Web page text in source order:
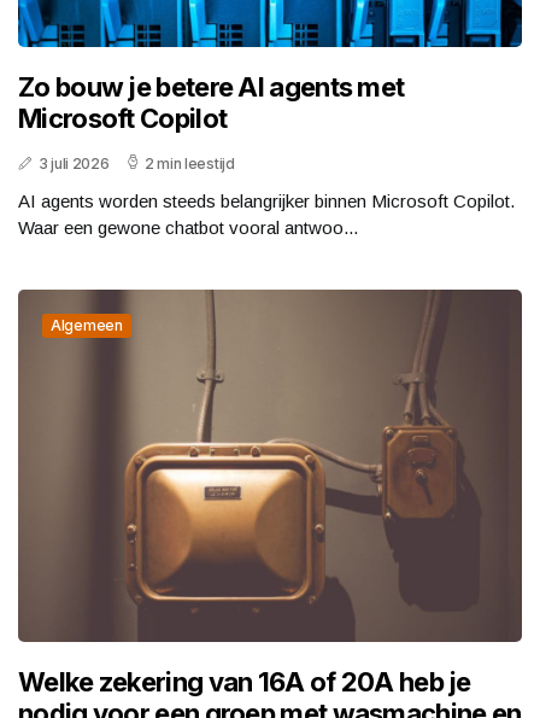
Zo bouw je betere AI agents met
Microsoft Copilot
3 juli 2026 2 min leestijd
AI agents worden steeds belangrijker binnen Microsoft Copilot.
Waar een gewone chatbot vooral antwoo...
Algemeen
Welke zekering van 16A of 20A heb je